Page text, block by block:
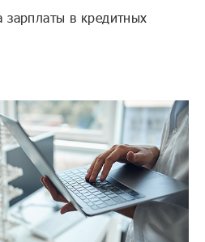
зарплаты в кредитных